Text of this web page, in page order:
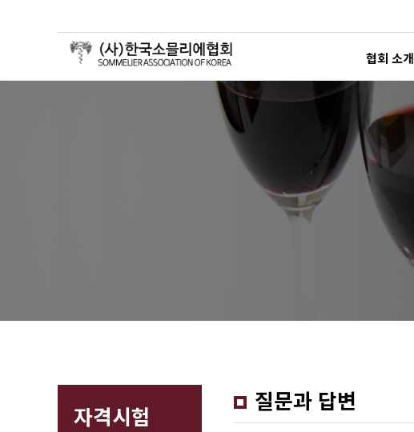
협회 소개
자격시험
질문과 답변